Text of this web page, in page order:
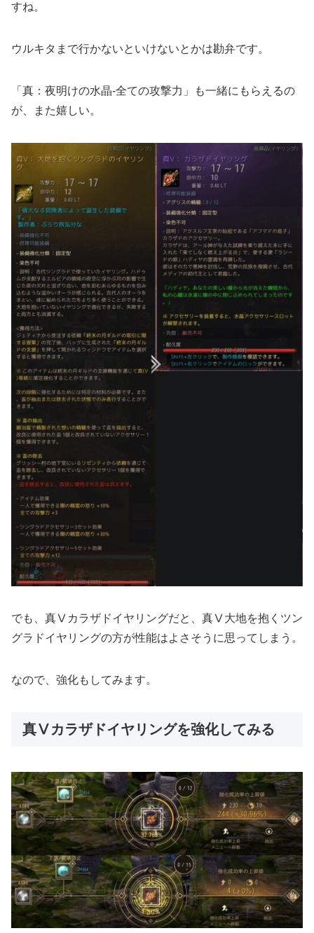
すね。
ウルキタまで行かないといけないとかは勘弁です。
「真：夜明けの水晶‐全ての攻撃力」も一緒にもらえるの
が、また嬉しい。
でも、真Ⅴカラザドイヤリングだと、真Ⅴ大地を抱くツン
グラドイヤリングの方が性能はよさそうに思ってしまう。
なので、強化もしてみます。
真Ⅴカラザドイヤリングを強化してみる